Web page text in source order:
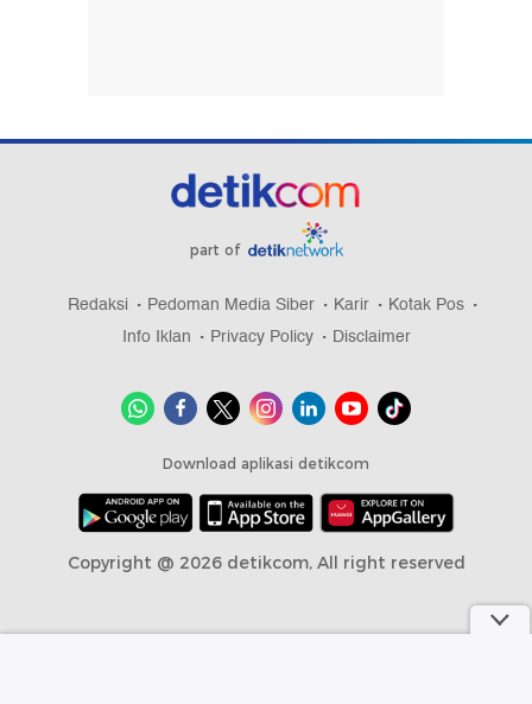
part of
Redaksi Pedoman Media Siber Karir
Kotak Pos
Info Iklan
Privacy Policy Disclaimer
Download aplikasi detikcom
Copyright @ 2026 detikcom, All right reserved